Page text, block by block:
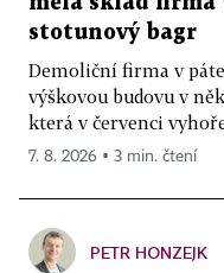
stotunový bagr
Demoliční firma v
výškovou budovu v
která v červenci
7. 8. 2026 ▪ 3 min. čtení
PETR HONZEJK